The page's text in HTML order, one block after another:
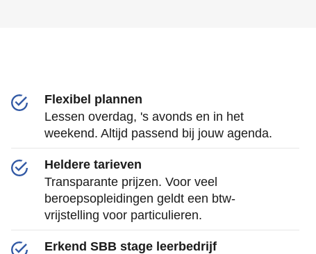
Flexibel plannen
Lessen overdag, 's avonds en in het
weekend. Altijd passend bij jouw agenda.
Heldere tarieven
Transparante prijzen. Voor veel
beroepsopleidingen geldt een btw-
vrijstelling voor particulieren.
Erkend SBB stage leerbedrijf